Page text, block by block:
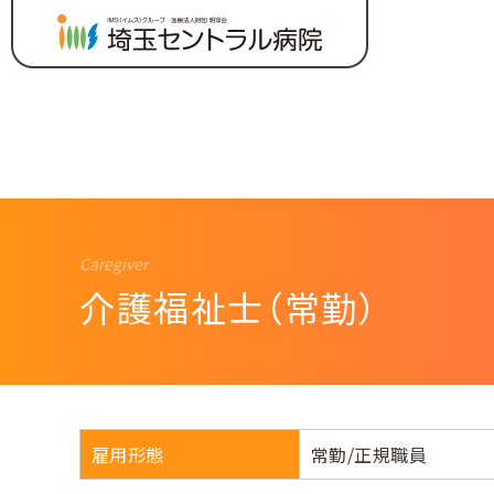
ントラル〈部署紹介〉
介護福祉士（常勤）
雇用形態 常勤/正規職員